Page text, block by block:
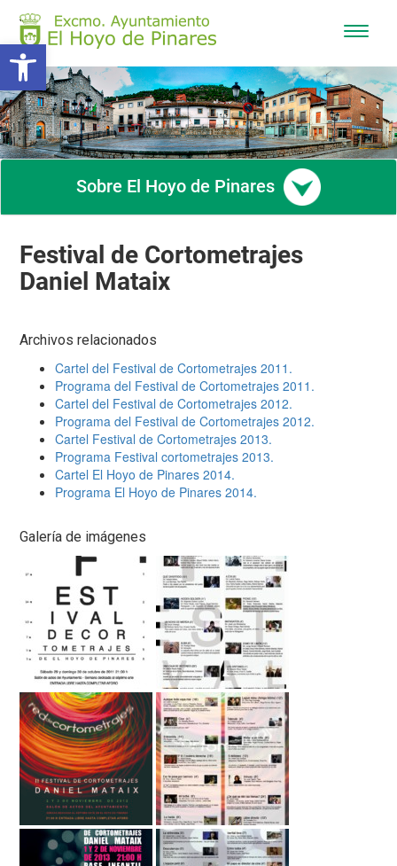
Abrir barra de herramientas
Ocultar
Sobre El Hoyo de Pinares
Festival de Cortometrajes
Daniel Mataix
Archivos relacionados
Cartel del Festival de Cortometrajes 2011.
Programa del Festival de Cortometrajes 2011.
Cartel del Festival de Cortometrajes 2012.
Programa del Festival de Cortometrajes 2012.
Cartel Festival de Cortometrajes 2013.
Programa Festival cortometrajes 2013.
Cartel El Hoyo de Pinares 2014.
Programa El Hoyo de Pinares 2014.
Galería de imágenes